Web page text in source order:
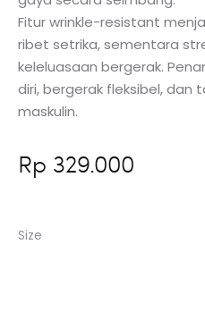
Fitur wrinkle-resistant
ribet setrika, sementara
keleluasaan bergerak.
diri, bergerak fleksibel, dan
maskulin.
Rp 329.000
Size